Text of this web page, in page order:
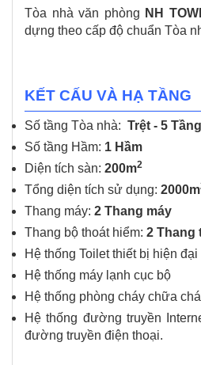
Tòa nhà văn phòng NH
dựng theo cấp độ chuẩn Tòa
KẾT CẤU VÀ HẠ TẦNG
Số tầng Tòa nhà: Trệt - 5 Tầng
Số tầng Hầm: 1 Hầm
Diện tích sàn: 200m2
Tổng diện tích sử dụng: 2000m
Thang máy: 2 Thang máy
Thang bộ thoát hiểm: 2 Thang
Hệ thống Toilet thiết bị hiện
Hệ thống máy lạnh cục bộ
Hệ thống phòng cháy chữa
Hệ thống đường truyền
đường truyền điện thoại.